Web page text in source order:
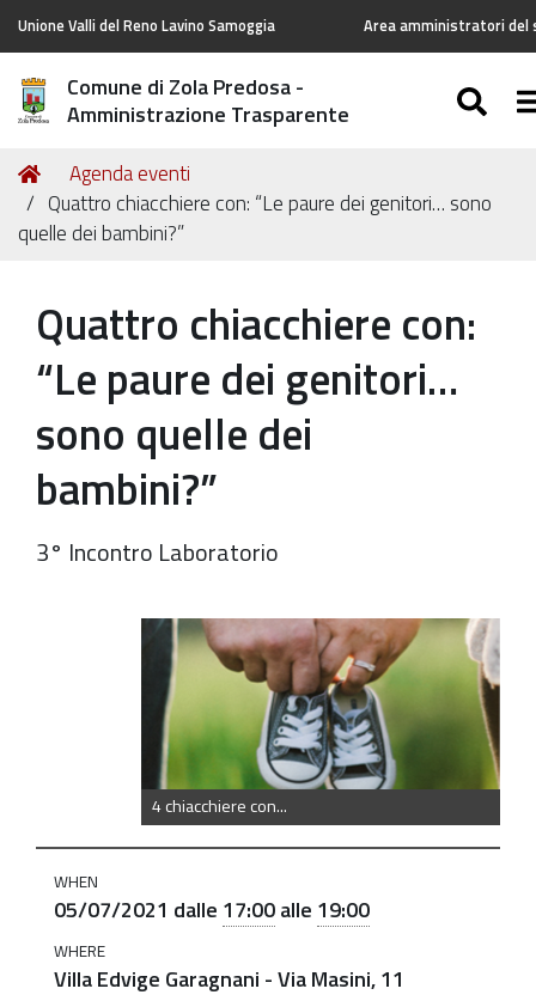
Unione Valli del Reno Lavino Samoggia Area amministratori del
Comune di Zola Predosa -
Amministrazione Trasparente
Tu
sei
qui:
Home
Agenda eventi
Quattro chiacchiere con: “Le paure dei genitori… sono
quelle dei bambini?”
Quattro chiacchiere con:
“Le paure dei genitori…
sono quelle dei
bambini?”
3° Incontro Laboratorio
4 chiacchiere con...
https://old.comune.zolapredosa.bo.it/events/quattro-
sono-
quelle-
dei-
bambini-
201d
WHEN
05/07/2021 dalle 17:00alle 19:00
WHERE
Villa Edvige Garagnani - Via Masini, 11